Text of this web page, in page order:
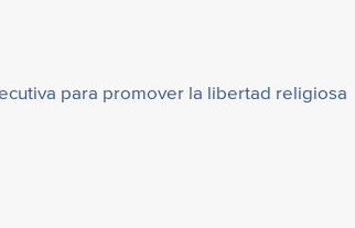
para promover la libertad religiosa